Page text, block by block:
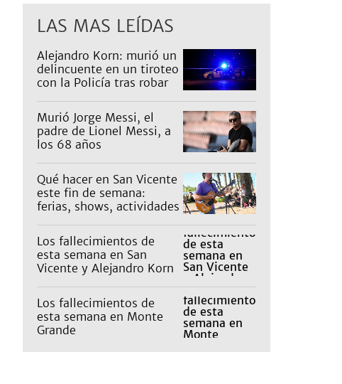
LAS MAS LEÍDAS
Alejandro Korn: murió un
delincuente en un tiroteo
con la Policía tras robar
Murió Jorge Messi, el
padre de Lionel Messi, a
los 68 años
Qué hacer en San Vicente
este fin de semana:
ferias, shows, actividades
niños
Los fallecimientos de
esta semana en San
Vicente y Alejandro Korn
Los fallecimientos de
esta semana en Monte
Grande